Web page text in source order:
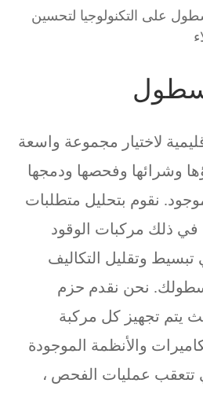
على التكنولوجيا لتحسين
لاختيار مجموعة واسعة
وشرائها وفحصها ودمجها
نقوم بتحليل متطلبات
في ذلك مركبات الوقود
تبسيط وتقليل التكاليف
نحن نقدم حزم
يتم تجهيز كل مركبة
والأنظمة الموجودة
تتعقب عمليات الفحص ،